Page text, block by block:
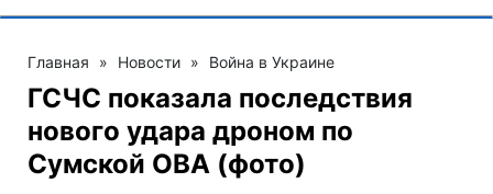
Главная » Новости » Война в Украине
ГСЧС показала последствия
нового удара дроном по
Сумской ОВА (фото)